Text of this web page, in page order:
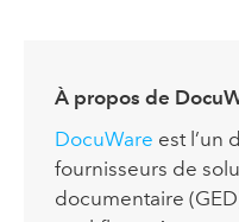
À propos de
DocuWare est l’un
fournisseurs de
documentaire